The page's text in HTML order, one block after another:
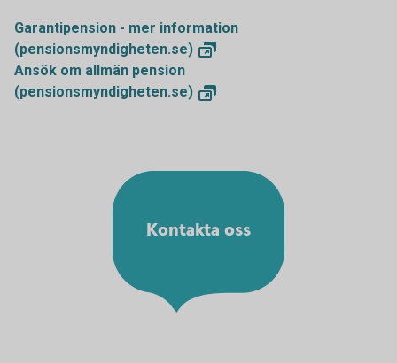
Garantipension - mer information
(pensionsmyndigheten.se)
Ansök om allmän pension
(pensionsmyndigheten.se)
Kontakta oss